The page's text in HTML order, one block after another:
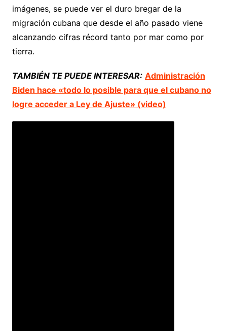
imágenes, se puede ver el duro bregar de la
migración cubana que desde el año pasado viene
alcanzando cifras récord tanto por mar como por
tierra.
TAMBIÉN TE PUEDE INTERESAR: Administración
Biden hace «todo lo posible para que el cubano no
logre acceder a Ley de Ajuste» (video)